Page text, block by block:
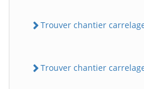
Trouver chantier carrelage
Trouver chantier carrelage